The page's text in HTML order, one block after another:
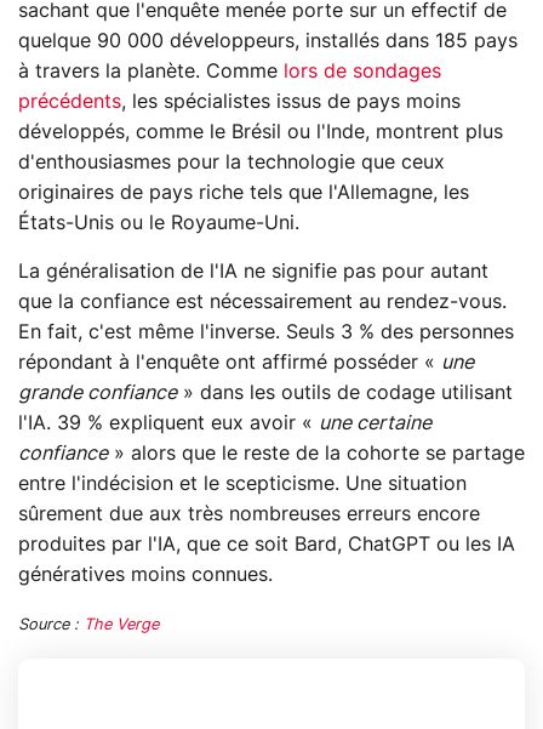
sachant que l'enquête menée porte sur un effectif de
quelque 90 000 développeurs, installés dans 185 pays
à travers la planète. Comme lors de sondages
précédents, les spécialistes issus de pays moins
développés, comme le Brésil ou l'Inde, montrent plus
d'enthousiasmes pour la technologie que ceux
originaires de pays riche tels que l'Allemagne, les
États-Unis ou le Royaume-Uni.
La généralisation de l'IA ne signifie pas pour autant
que la confiance est nécessairement au rendez-vous.
En fait, c'est même l'inverse. Seuls 3 % des personnes
répondant à l'enquête ont affirmé posséder « une
grande confiance» dans les outils de codage utilisant
l'IA. 39 % expliquent eux avoir « une certaine
confiance» alors que le reste de la cohorte se partage
entre l'indécision et le scepticisme. Une situation
sûrement due aux très nombreuses erreurs encore
produites par l'IA, que ce soit Bard, ChatGPT ou les IA
génératives moins connues.
Source : The Verge